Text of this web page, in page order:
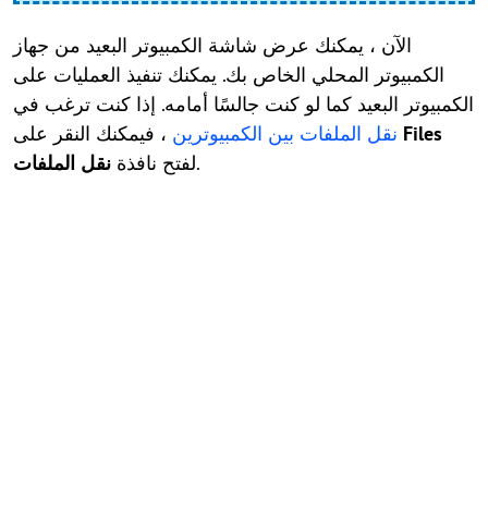
الآن ، يمكنك عرض شاشة الكمبيوتر البعيد من جهاز
الكمبيوتر المحلي الخاص بك. يمكنك تنفيذ العمليات على
الكمبيوتر البعيد كما لو كنت جالسًا أمامه. إذا كنت ترغب في
نقل الملفات بين الكمبيوترين Files
لفتح نافذة نقل الملفات .